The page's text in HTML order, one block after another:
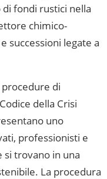
fondi rustici nella
chimico-
successioni legate a
di
della Crisi
uno
professionisti e
si trovano in una
La procedura